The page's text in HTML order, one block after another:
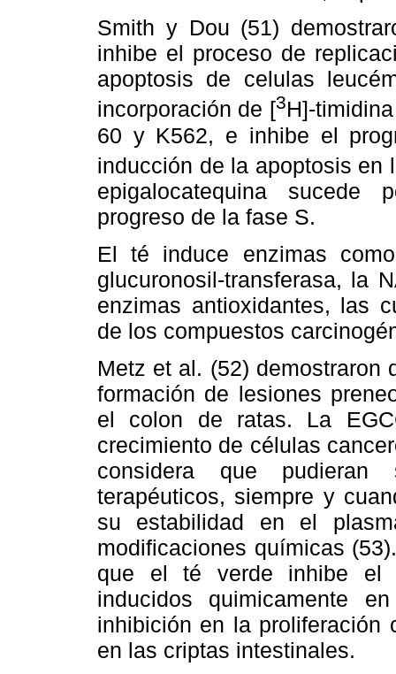
Smith y Dou (51)
inhibe el proceso de
apoptosis de celulas
incorporación de [3H]-
60 y K562, e inhibe el
inducción de la apoptosis en
epigalocatequina sucede
progreso de la fase S.
El té induce enzimas
glucuronosil-transferasa, la
enzimas antioxidantes, las
de los compuestos
Metz et al. (52) demostraron
formación de lesiones
el colon de ratas. La
crecimiento de células
considera que pudieran
terapéuticos, siempre y
su estabilidad en el
modificaciones químicas
que el té verde inhibe el
inducidos quimicamente
inhibición en la proliferación
en las criptas intestinales.